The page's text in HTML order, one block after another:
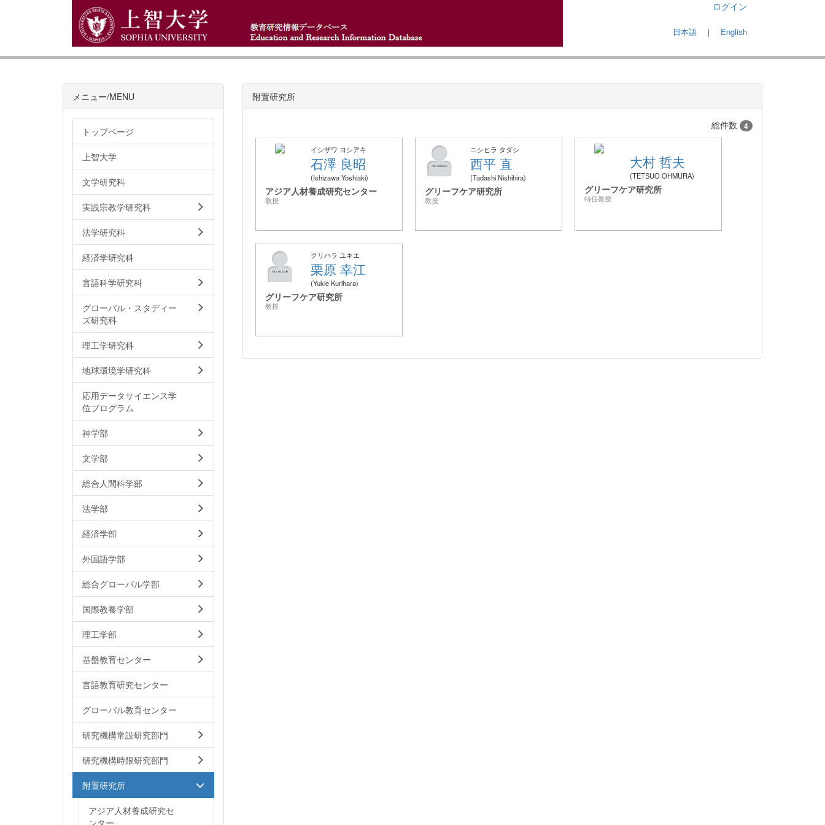
ログイン
日本語 ｜ English
附置研究所
総件数 4
イシザワ ヨシアキ
石澤 良昭
Ishizawa Yoshiaki
アジア人材養成研究センター
教授
ニシヒラ タダシ
西平 直
Tadashi Nishihira
グリーフケア研究所
教授
大村 哲夫
TETSUO OHMURA
グリーフケア研究所
特任教授
クリハラ ユキエ
栗原 幸江
Yukie Kurihara
グリーフケア研究所
教授
メニュー/MENU
トップページ
上智大学
文学研究科
実践宗教学研究科
法学研究科
経済学研究科
言語科学研究科
グローバル・スタディー
ズ研究科
理工学研究科
地球環境学研究科
応用データサイエンス学
位プログラム
神学部
文学部
総合人間科学部
法学部
経済学部
外国語学部
総合グローバル学部
国際教養学部
理工学部
基盤教育センター
言語教育研究センター
グローバル教育センター
研究機構常設研究部門
研究機構時限研究部門
附置研究所
アジア人材養成研究セ
ンター